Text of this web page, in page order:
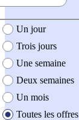
création de l'offre
Un jour
Trois jours
Une semaine
Deux semaines
Un mois
Toutes les offres